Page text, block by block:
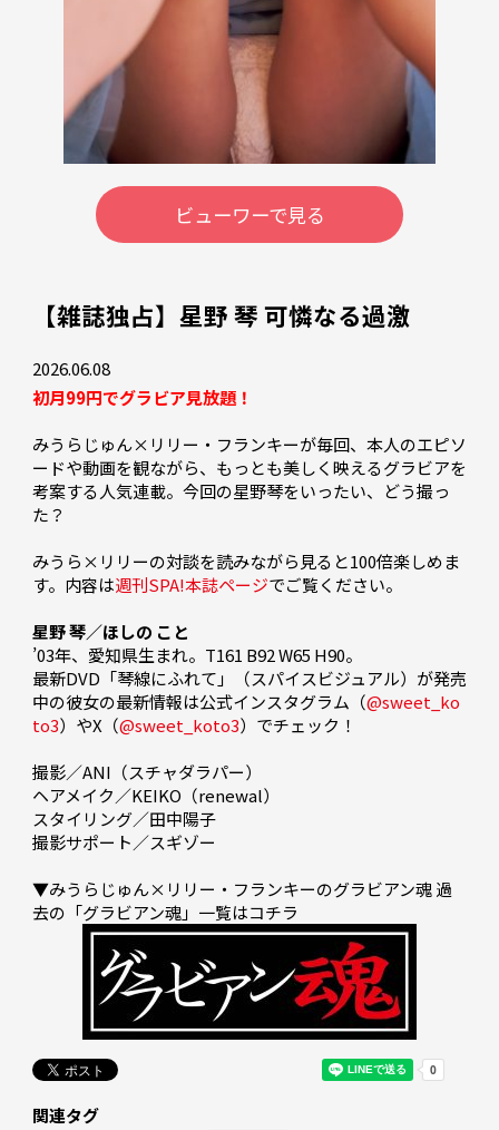
ビューワーで見る
【雑誌独占】星野 琴 可憐なる過激
2026.06.08
初月99円でグラビア見放題！
みうらじゅん×リリー・フランキーが毎回、本人のエピソ
ードや動画を観ながら、もっとも美しく映えるグラビアを
考案する人気連載。今回の星野琴をいったい、どう撮っ
た？
みうら×リリーの対談を読みながら見ると100倍楽しめま
す。内容は週刊SPA!本誌ページでご覧ください。
星野 琴／ほしの こと
’03年、愛知県生まれ。T161 B92 W65 H90。
最新DVD「琴線にふれて」（スパイスビジュアル）が発売
中の彼女の最新情報は公式インスタグラム（@sweet_ko
to3）やX（@sweet_koto3）でチェック！
撮影／ANI（スチャダラパー）
ヘアメイク／KEIKO（renewal）
スタイリング／田中陽子
撮影サポート／スギゾー
▼みうらじゅん×リリー・フランキーのグラビアン魂 過
関連タグ